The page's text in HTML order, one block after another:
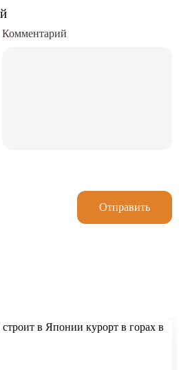
Комментарий
Отправить